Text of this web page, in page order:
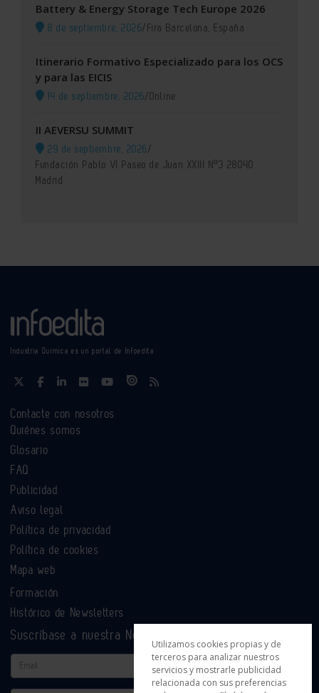
Battery & Energy Storage Tech Europe 2026
8 de septiembre, 2026/Fira Barcelona, España
Itinerario Formativo Especializado para los OCS
y para las EICIS
14 de septiembre, 2026/Online
II AEVERSU SUMMIT
29 de septiembre, 2026/
Fundación Pablo VI Paseo de Juan XXIII Nº3 28040
Madrid
Industria Química es un portal de Infoedita
Contacte con nosotros
Quiénes somos
Glosario
FAQ
Publicidad
Aviso legal
Política de privacidad
Política de cookies
Mapa web
Formación
Histórico de Newsletters
Suscríbase a nuestra Newsletter
Email
Utilizamos cookies propias y de
terceros para analizar nuestros
servicios y mostrarle publicidad
relacionada con sus preferencias